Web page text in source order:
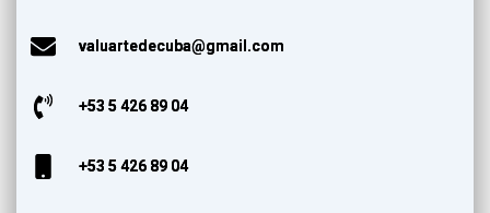
valuartedecuba@gmail.com
+53 5 426 89 04
+53 5 426 89 04